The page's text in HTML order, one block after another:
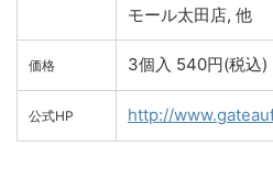
モール太田店, 他
価格 3個入 540円(税込)
公式HP http://